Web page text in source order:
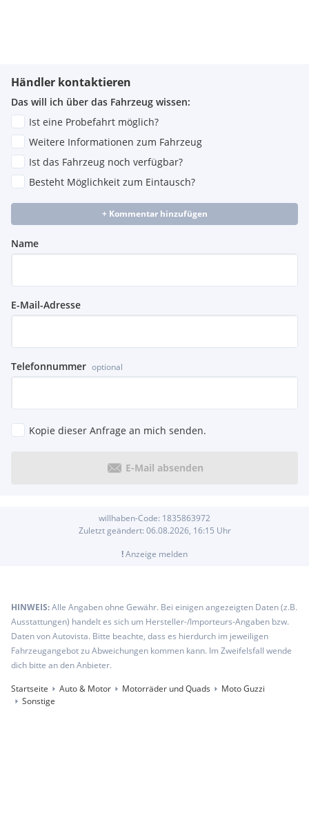
Händler kontaktieren
Das will ich über das Fahrzeug wissen:
Ist eine Probefahrt möglich?
Weitere Informationen zum Fahrzeug
Ist das Fahrzeug noch verfügbar?
Besteht Möglichkeit zum Eintausch?
+ Kommentar hinzufügen
Name
E-Mail-Adresse
Telefonnummer optional
Kopie dieser Anfrage an mich senden.
E-Mail absenden
willhaben-Code: 1835863972
Zuletzt geändert: 06.08.2026, 16:15 Uhr
!Anzeige melden
HINWEIS:Alle Angaben ohne Gewähr. Bei einigen angezeigten Daten (z.B.
Ausstattungen) handelt es sich um Hersteller-/Importeurs-Angaben bzw.
Daten von Autovista. Bitte beachte, dass es hierdurch im jeweiligen
Fahrzeugangebot zu Abweichungen kommen kann. Im Zweifelsfall wende
dich bitte an den Anbieter.
Startseite
Auto & Motor Motorräder und Quads
Moto Guzzi
Sonstige